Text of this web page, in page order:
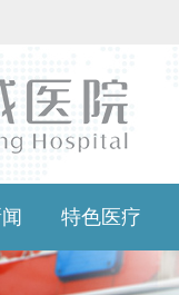
特色医疗